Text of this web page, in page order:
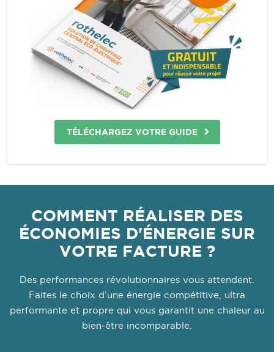
TÉLÉCHARGEZ VOTRE GUIDE
COMMENT RÉALISER DES
ÉCONOMIES D'ÉNERGIE SUR
VOTRE FACTURE ?
Des performances révolutionnaires vous attendent.
Faites le choix d’une énergie compétitive, ultra
performante et propre qui vous garantit une chaleur au
bien-être incomparable.